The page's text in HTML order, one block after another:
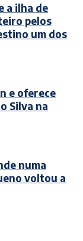
a ilha de
pelos
um dos
e oferece
Silva na
numa
voltou a